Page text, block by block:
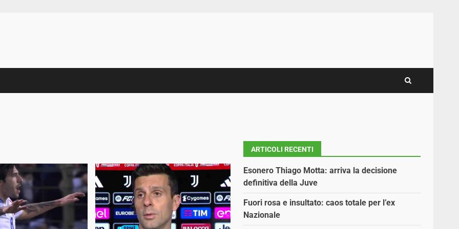
ARTICOLI RECENTI
Esonero Thiago Motta: arriva la decisione
definitiva della Juve
Fuori rosa e insultato: caos totale per l’ex
Nazionale